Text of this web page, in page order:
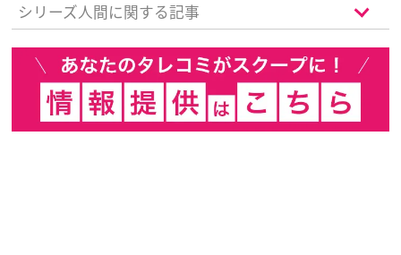
シリーズ人間に関する記事